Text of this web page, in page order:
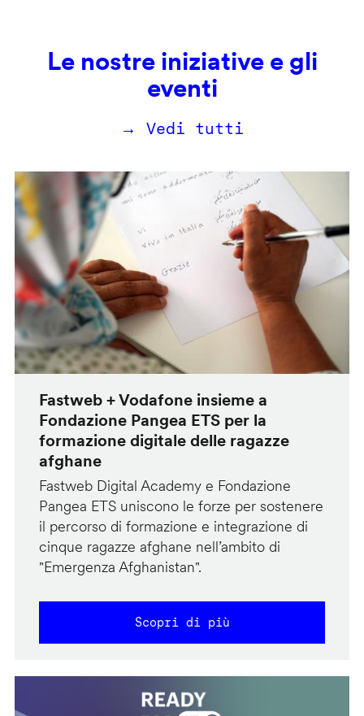
Le nostre iniziative e gli
eventi
→ Vedi tutti
Fastweb + Vodafone insieme a
Fondazione Pangea ETS per la
formazione digitale delle ragazze
afghane
Fastweb Digital Academy e Fondazione
Pangea ETS uniscono le forze per sostenere
il percorso di formazione e integrazione di
cinque ragazze afghane nell’ambito di
"Emergenza Afghanistan".
Scopri di più